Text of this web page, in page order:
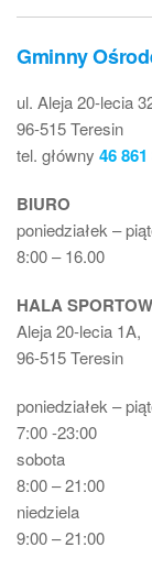
Gminny
ul. Aleja 20-lecia
96-515 Teresin
tel. główny 46
BIURO
poniedziałek –
8:00 – 16.00
HALA
Aleja 20-lecia 1A,
96-515 Teresin
poniedziałek –
7:00 -23:00
sobota
8:00 – 21:00
niedziela
9:00 – 21:00